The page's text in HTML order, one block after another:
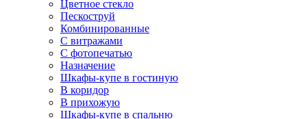
Цветное стекло
Пескоструй
Комбинированные
С витражами
С фотопечатью
Назначение
Шкафы-купе в гостиную
В коридор
В прихожую
Шкафы-купе в спальню